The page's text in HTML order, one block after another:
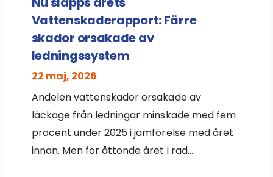
22 maj, 2026
Vattenskaderapport: Färre
skador orsakade av
ledningssystem
Andelen vattenskador orsakade av
läckage från ledningar minskade med fem
procent under 2025 i jämförelse med året
innan. Men för åttonde året i rad...